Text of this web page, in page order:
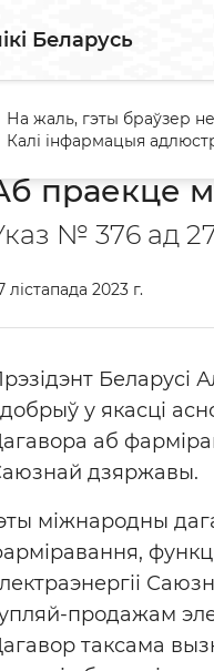
Беларусь
Афіцыйныя
праекце
№ 376 ад 27
лістапада 2023 г.
Беларусі
у якасці
аб
дзяржавы.
міжнародны
продажам
таксама
На жаль, гэты браўзер
Калі інфармацыя